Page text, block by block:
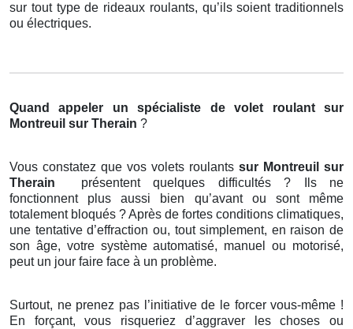
sur tout type de rideaux roulants, qu’ils soient traditionnels
ou électriques.
Quand appeler un spécialiste de volet roulant
sur
Montreuil sur Therain ?
Vous constatez que vos volets roulants sur Montreuil sur
Therain
présentent quelques difficultés ? Ils ne
fonctionnent plus aussi bien qu’avant ou sont même
totalement bloqués ? Après de fortes conditions climatiques,
une tentative d’effraction ou, tout simplement, en raison de
son âge, votre système automatisé, manuel ou motorisé,
peut un jour faire face à un problème.
Surtout, ne prenez pas l’initiative de le forcer vous-même !
En forçant, vous risqueriez d’aggraver les choses ou